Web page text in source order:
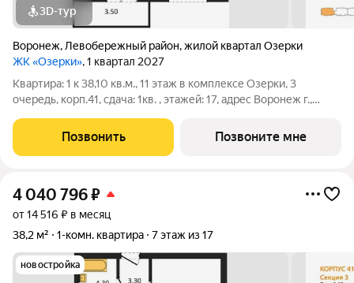
3D-тур
Воронеж, Левобережный район,жилой квартал Озерки
ЖК «Озерки», 1 квартал 2027
Квартира: 1 к 38,10 кв.м., 11 этаж в комплексе Озерки, 3
очередь, корп.41, сдача: 1кв. , этажей: 17, адрес Воронеж г.,
Позвонить Позвоните мне
4 040 796₽
от 14 516 ₽ в месяц
38,2 м²
1-комн. квартира 7 этаж из 17
новостройка